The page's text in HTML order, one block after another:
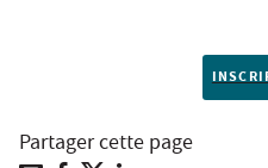
Partager cette page